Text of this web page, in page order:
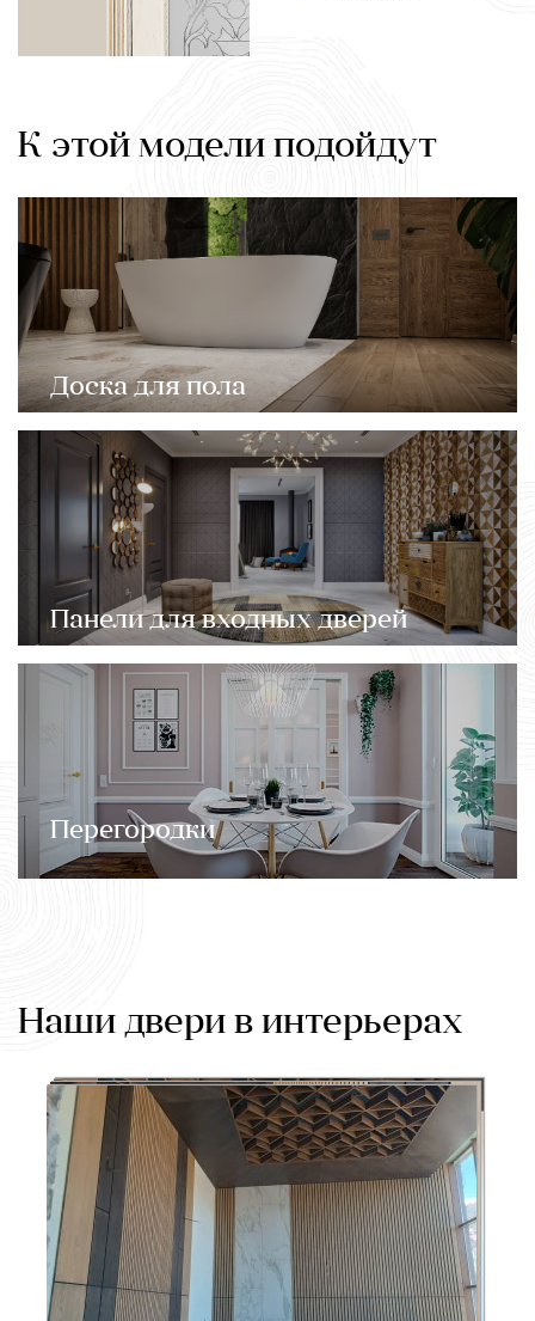
К этой модели подойдут
Доска для пола
Панели для входных дверей
Перегородки
Наши двери в интерьерах